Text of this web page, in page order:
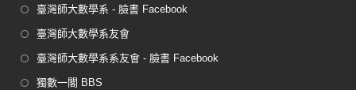
臺灣師大數學系 - 臉書 Facebook
臺灣師大數學系友會
臺灣師大數學系系友會 - 臉書 Facebook
獨數一閣 BBS